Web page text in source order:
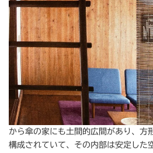
から傘の家にも土間的広間があり、方
構成されていて、その内部は安定した